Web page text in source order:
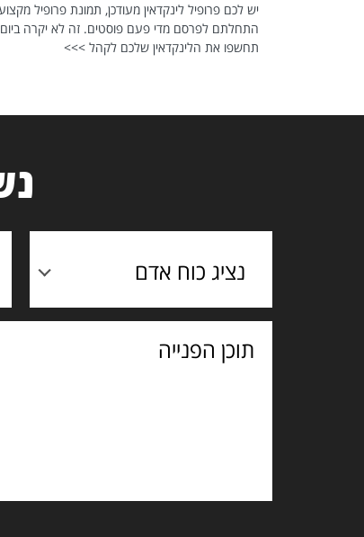
יש לכם פרופיל לינקדאין מעודכן, תמונת פרופיל
התחלתם לפרסם מדי פעם פוסטים. זה לא יקרה
תחשפו את הלינקדאין שלכם לקהל >>>
נציג כוח אדם
תוכן